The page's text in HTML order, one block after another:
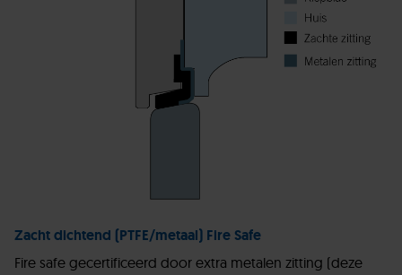
Zacht dichtend (PTFE/metaal) Fire Safe
Fire safe gecertificeerd door extra metalen zitting (deze